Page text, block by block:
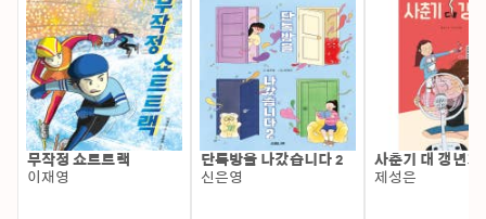
무작정 쇼트트랙
이재영
단톡방을 나갔습니다 2
신은영
사춘기 대 갱년기
제성은